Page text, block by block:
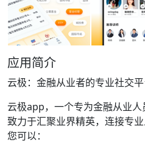
应用简介
云极：金融从业者的专业社交
云极app，一个专为金融从业人
致力于汇聚业界精英，连接专
您可以：